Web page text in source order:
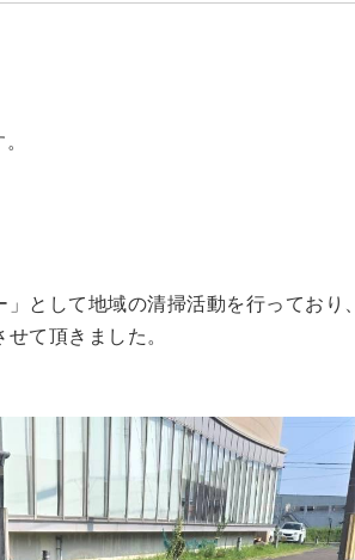
として地域の清掃活動を行っており、
て頂きました。